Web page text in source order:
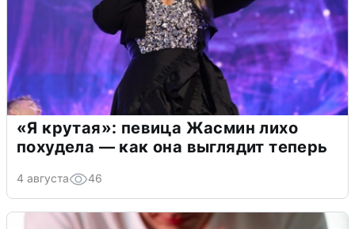
«Я крутая»: певица Жасмин лихо
похудела — как она выглядит теперь
4 августа 46